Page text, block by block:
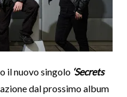
il nuovo singolo ‘Secrets
dal prossimo album